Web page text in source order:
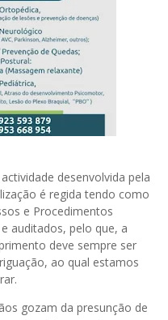
desenvolvida pela
é regida tendo como
e Procedimentos
auditados, pelo que, a
deve sempre ser
ao qual estamos
gozam da presunção de